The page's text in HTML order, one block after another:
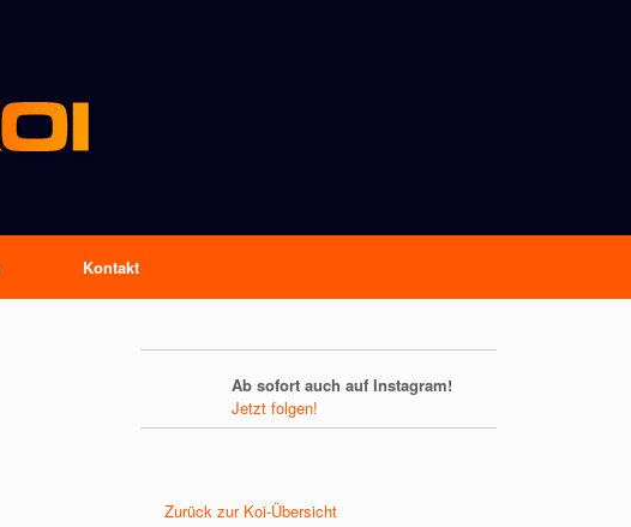
Kontakt
Ab sofort auch auf Instagram!
Jetzt folgen!
Zurück zur Koi-Übersicht